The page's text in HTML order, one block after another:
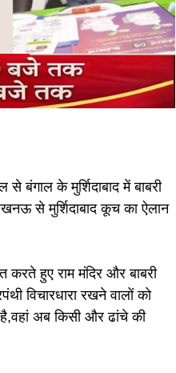
बंगाल के मुर्शिदाबाद में बाबरी
से मुर्शिदाबाद कूच का ऐलान
करते हुए राम मंदिर और बाबरी
विचारधारा रखने वालों को
अब किसी और ढांचे की